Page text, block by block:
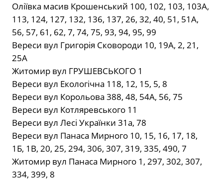
Оліївка масив Крошенський 100, 102, 103, 103А,
113, 124, 127, 132, 136, 137, 26, 32, 40, 51, 51А,
56, 57, 61, 62, 7, 74, 75, 93, 94, 95, 99
Вереси вул Григорія Сковороди 10, 19А, 2, 21,
25А
Житомир вул ГРУШЕВСЬКОГО 1
Вереси вул Екологічна 118, 12, 15, 5, 8
Вереси вул Корольова 388, 48, 54А, 56, 75
Вереси вул Котляревського 11
Вереси вул Лесі Українки 31а, 78
Вереси вул Панаса Мирного 10, 15, 16, 17, 18,
1Б, 1В, 20, 25, 294, 306, 307, 319, 335, 490, 7
Житомир вул Панаса Мирного 1, 297, 302, 307,
334, 399, 8